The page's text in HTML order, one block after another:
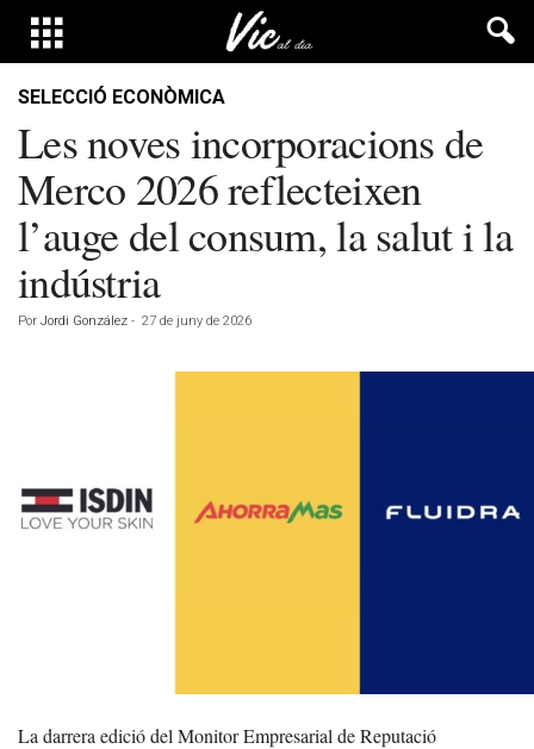
SELECCIÓ ECONÒMICA
Les noves incorporacions de
Merco 2026 reflecteixen
l’auge del consum, la salut i la
indústria
Por Jordi González - 27 de juny de 2026
La darrera edició del Monitor Empresarial de Reputació